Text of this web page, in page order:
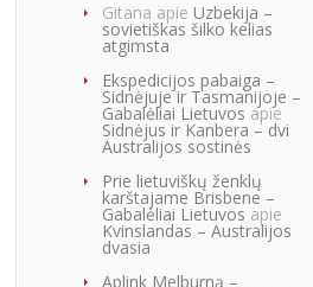
Gitana apie Uzbekija –
sovietiškas šilko kelias
atgimsta
Ekspedicijos pabaiga –
Sidnėjuje ir Tasmanijoje –
Gabalėliai Lietuvos apie
Sidnėjus ir Kanbera – dvi
Australijos sostinės
Prie lietuviškų ženklų
karštajame Brisbene –
Gabalėliai Lietuvos apie
Kvinslandas – Australijos
dvasia
Aplink Melburną –